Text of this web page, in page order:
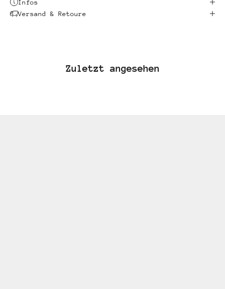
Infos
Versand & Retoure
Zuletzt angesehen